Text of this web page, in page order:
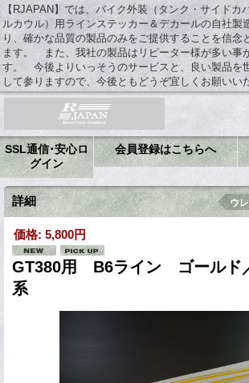
【RJAPAN】では、バイク外装（タンク・サイドカ
ルカウル）用ラインステッカー＆デカールの自社製
り、確かな品質の製品のみをご提供することを信念
ます。 また、我社の製品はリピーター様が多い事
す。 今後よりいっそうのサービスと、良い製品を
して参りますので、今後ともどうぞ宜しくお願いい
SSL通信･安心ロ
グイン
会員登録はこちらへ
詳細 ウ
価格: 5,800円
GT380用 B6ライン ゴールド
系